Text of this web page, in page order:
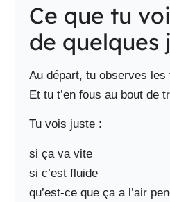
Ce que tu
de quelques
Au départ, tu observes les
Et tu t’en fous au bout de
Tu vois juste :
si ça va vite
si c’est fluide
qu’est-ce que ça a l’air